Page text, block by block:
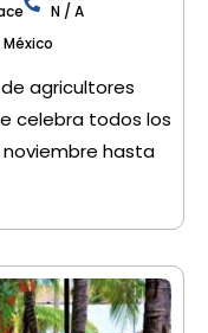
N / A
agricultores
celebra todos los
hasta